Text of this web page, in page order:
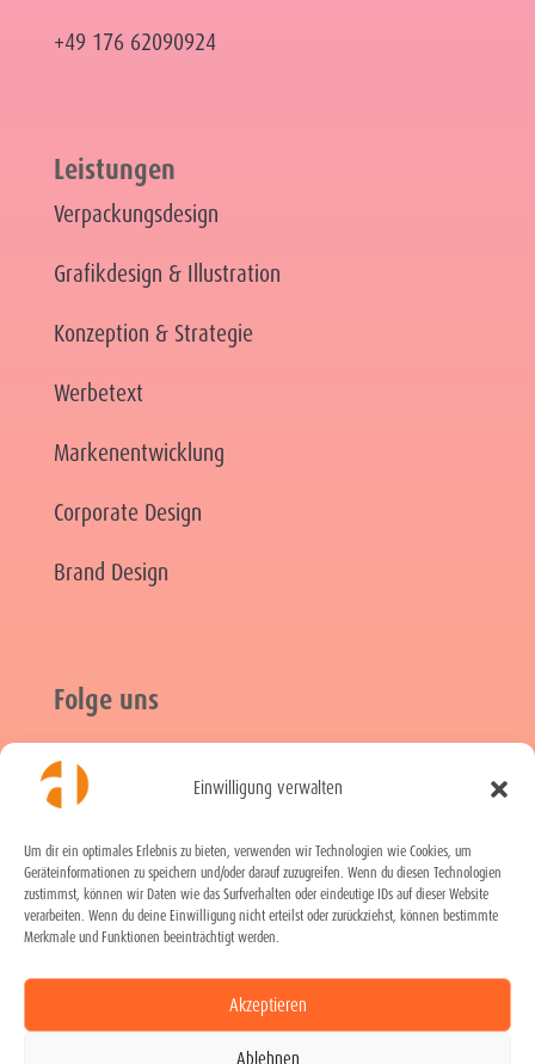
Einwilligung verwalten
Um dir ein optimales Erlebnis zu bieten, verwenden wir Technologien wie Cookies, um
Geräteinformationen zu speichern und/oder darauf zuzugreifen. Wenn du diesen Technologien
zustimmst, können wir Daten wie das Surfverhalten oder eindeutige IDs auf dieser Website
verarbeiten. Wenn du deine Einwilligung nicht erteilst oder zurückziehst, können bestimmte
Merkmale und Funktionen beeinträchtigt werden.
Akzeptieren
Ablehnen
+49 176 62090924
Leistungen
Verpackungsdesign
Grafikdesign & Illustration
Konzeption & Strategie
Werbetext
Markenentwicklung
Corporate Design
Brand Design
Folge uns
Instagram
LinkedIn
Xing
Facebook